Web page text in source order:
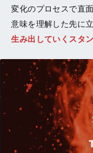
変化のプロセスで直
意味を理解した先に
生み出していくスタ